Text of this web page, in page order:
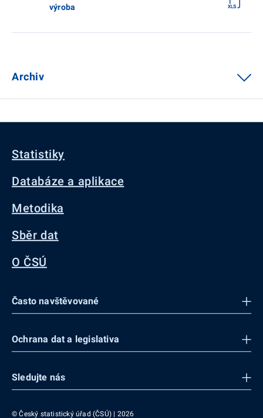
výroba
Archiv
Statistiky
Databáze a aplikace
Metodika
Sběr dat
O ČSÚ
Často navštěvované
Ochrana dat a legislativa
Sledujte nás
© Český statistický úřad (ČSÚ) | 2026